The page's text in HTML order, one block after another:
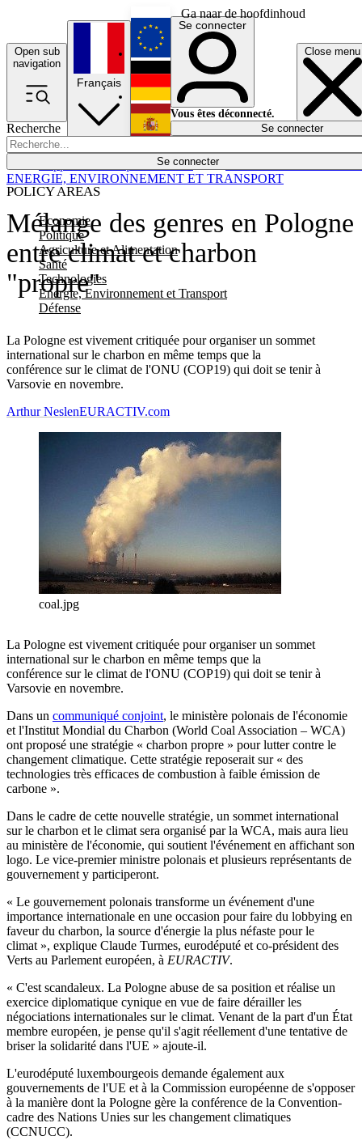
Ga naar de hoofdinhoud
Open sub
navigation
Close menu
Recherche
Se connecter
POLICY AREAS
Economie
Politique
Agriculture et Alimentation
Santé
Technologies
Energie, Environnement et Transport
Défense
Économie
Français
English
Deutsch
Español
Se connecter
Vous êtes déconnecté.
Se connecter
Mélange des genres en Pologne
entre climat et charbon
"propre"
La Pologne est vivement critiquée pour organiser un sommet
international sur le charbon en même temps que la
conférence sur le climat de l'ONU (COP19) qui doit se tenir à
Varsovie en novembre.
ENERGIE, ENVIRONNEMENT ET TRANSPORT
Arthur NeslenEURACTIV.com
coal.jpg
La Pologne est vivement critiquée pour organiser un sommet
international sur le charbon en même temps que la
conférence sur le climat de l'ONU (COP19) qui doit se tenir à
Varsovie en novembre.
Dans un communiqué conjoint, le ministère polonais de l'économie
et l'Institut Mondial du Charbon (World Coal Association – WCA)
ont proposé une stratégie « charbon propre » pour lutter contre le
changement climatique. Cette stratégie reposerait sur « des
technologies très efficaces de combustion à faible émission de
carbone ».
Dans le cadre de cette nouvelle stratégie, un sommet international
sur le charbon et le climat sera organisé par la WCA, mais aura lieu
au ministère de l'économie, qui soutient l'événement en affichant son
logo. Le vice-premier ministre polonais et plusieurs représentants de
gouvernement y participeront.
« Le gouvernement polonais transforme un événement d'une
importance internationale en une occasion pour faire du lobbying en
faveur du charbon, la source d'énergie la plus néfaste pour le
climat », explique Claude Turmes, eurodéputé et co-président des
Verts au Parlement européen, à EURACTIV.
« C'est scandaleux. La Pologne abuse de sa position et réalise un
exercice diplomatique cynique en vue de faire dérailler les
négociations internationales sur le climat. Venant de la part d'un État
membre européen, je pense qu'il s'agit réellement d'une tentative de
briser la solidarité dans l'UE » ajoute-il.
L'eurodéputé luxembourgeois demande également aux
gouvernements de l'UE et à la Commission européenne de s'opposer
à la manière dont la Pologne gère la conférence de la Convention-
cadre des Nations Unies sur les changement climatiques
(CCNUCC).